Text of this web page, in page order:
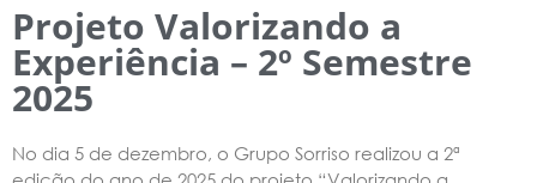
Projeto Valorizando a
Experiência – 2º Semestre
2025
No dia 5 de dezembro, o Grupo Sorriso realizou a 2ª